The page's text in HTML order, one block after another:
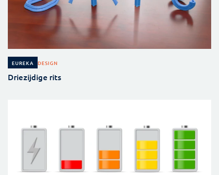
EUREKA DESIGN
Driezijdige rits